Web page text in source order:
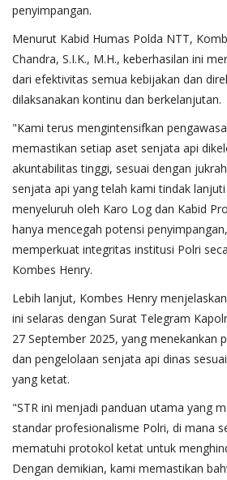
penyimpangan.
Menurut Kabid Humas Polda NTT,
Chandra, S.I.K., M.H., keberhasilan ini
dari efektivitas semua kebijakan dan
dilaksanakan kontinu dan berkelanjutan.
"Kami terus mengintensifkan
memastikan setiap aset senjata api
akuntabilitas tinggi, sesuai dengan
senjata api yang telah kami tindak
menyeluruh oleh Karo Log dan Kabid
hanya mencegah potensi
memperkuat integritas institusi Polri
Kombes Henry.
Lebih lanjut, Kombes Henry
ini selaras dengan Surat Telegram
27 September 2025, yang menekankan
dan pengelolaan senjata api dinas
yang ketat.
"STR ini menjadi panduan utama yang
standar profesionalisme Polri, di mana
mematuhi protokol ketat untuk
Dengan demikian, kami memastikan